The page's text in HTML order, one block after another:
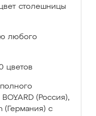
столешницы
любого
цветов
(Россия),
(Германия) с